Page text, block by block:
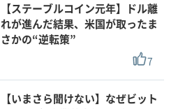
【ステーブルコイン元年】ドル離
れが進んだ結果、米国が取ったま
さかの“逆転策”
7
【いまさら聞けない】なぜビット